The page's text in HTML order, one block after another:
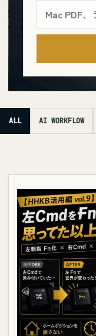
ALL AI WORKFLOW